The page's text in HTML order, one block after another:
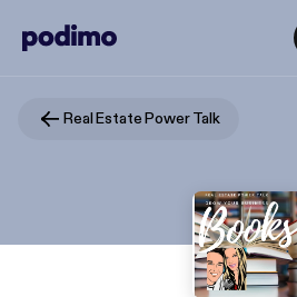
Real Estate Power Talk